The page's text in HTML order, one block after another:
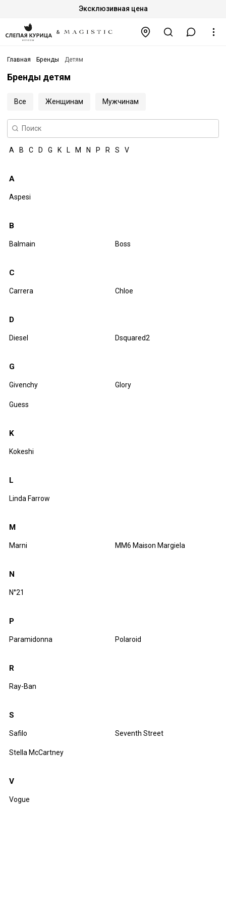
Эксклюзивная цена
Главная Бренды Детям
Бренды детям
Все Женщинам Мужчинам
A B C D G K L M N P R S V
A
Aspesi
B
Balmain Boss
C
Carrera Chloe
D
Diesel Dsquared2
G
Givenchy Glory
Guess
K
Kokeshi
L
Linda Farrow
M
Marni MM6 Maison Margiela
N
N°21
P
Paramidonna Polaroid
R
Ray-Ban
S
Safilo Seventh Street
Stella McCartney
V
Vogue